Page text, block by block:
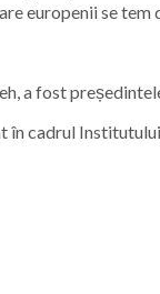
europenii se
a fost
în cadrul